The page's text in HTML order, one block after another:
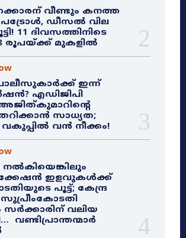
വീണ്ടും കനത്ത
ഡീസൽ വില
11 ദിവസത്തിനിടെ
രൂപയ്ക്ക് മുകളിൽ
ഇന്ന്
എഡിജിപി
സാധ്യത;
വൻ നീക്കം!
നൽകിയെങ്കിലും
ഇളവുകൾക്ക്
പൂട്ട്; കേന്ദ്ര
വലിയ
വണ്ടിപ്രാന്തന്മാർ